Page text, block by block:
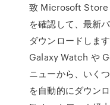
致 Microsoft Store
を確認して、最新
ダウンロードしま
Galaxy Watch や
ニューから、いく
を自動的にダウン